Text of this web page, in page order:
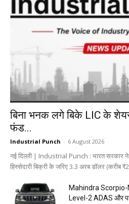
बिना भनक लगे बिके LIC के
फंड...
Industrial Punch - 6 August 2026
नई दिल्ली | Industrial Punch : भारत सरकार ने
हिस्सेदारी बिक्री के जरिए 3.3 अरब डॉलर (करीब
Mahindra Scorpio-
Level-2 ADAS और